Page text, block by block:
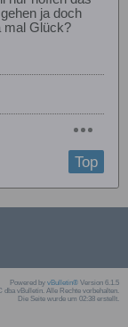
ja doch
mal Glück?
Top
Powered by vBulletin® Version 6.1.5
dba vBulletin. Alle Rechte vorbehalten.
Die Seite wurde um 02:38 erstellt.